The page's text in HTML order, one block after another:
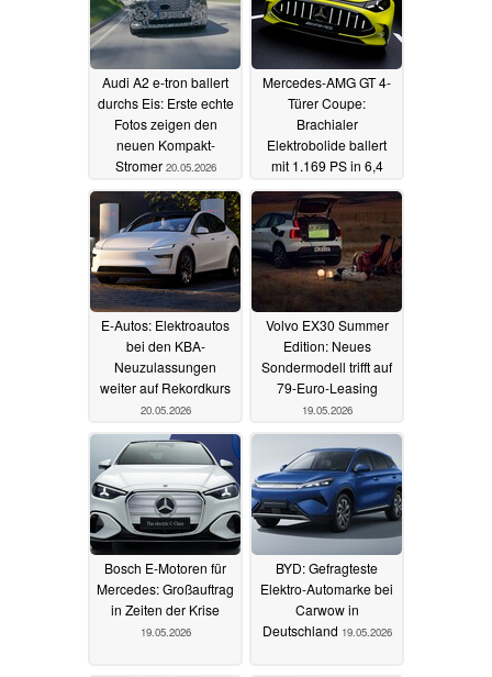
Audi A2 e-tron ballert
durchs Eis: Erste echte
Fotos zeigen den
neuen Kompakt-
Stromer 20.05.2026
Mercedes-AMG GT 4-
Türer Coupe:
Brachialer
Elektrobolide ballert
mit 1.169 PS in 6,4
20.05.2026
E-Autos: Elektroautos
bei den KBA-
Neuzulassungen
weiter auf Rekordkurs
20.05.2026
Volvo EX30 Summer
Edition: Neues
Sondermodell trifft auf
79-Euro-Leasing
19.05.2026
Bosch E-Motoren für
Mercedes: Großauftrag
in Zeiten der Krise
19.05.2026
BYD: Gefragteste
Elektro-Automarke bei
Carwow in
Deutschland 19.05.2026